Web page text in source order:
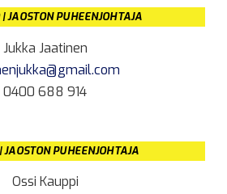
JAOSTON PUHEENJOHTAJA
Jukka Jaatinen
0400 688 914
JAOSTON PUHEENJOHTAJA
Ossi Kauppi